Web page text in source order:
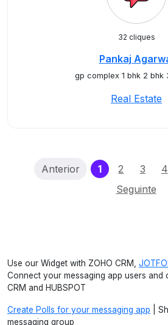
32 cliques
Pankaj
gp complex 1 bhk 2 bhk
Real Estate
Anterior 1(current)
2 3 4
Seguinte
Use our Widget with ZOHO CRM,
Connect your messaging app users and
CRM and HUBSPOT
Create Polls for your messaging app |
messaging group